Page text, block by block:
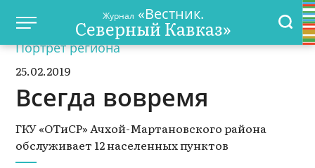
Журнал «Вестник.
Северный Кавказ»
Портрет региона
25.02.2019
Всегда вовремя
ГКУ «ОТиСР» Ачхой-Мартановского района
обслуживает 12 населенных пунктов